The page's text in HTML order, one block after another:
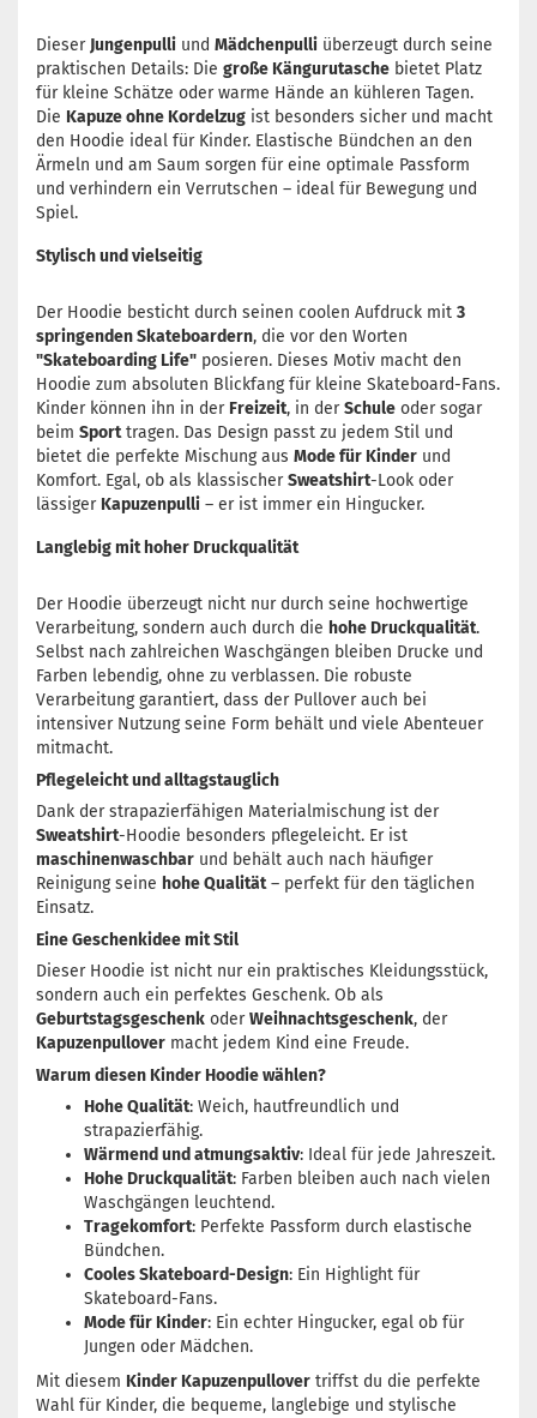
Dieser Jungenpulli und Mädchenpulli überzeugt durch seine
praktischen Details: Die große Kängurutasche bietet Platz
für kleine Schätze oder warme Hände an kühleren Tagen.
Die Kapuze ohne Kordelzug ist besonders sicher und macht
den Hoodie ideal für Kinder. Elastische Bündchen an den
Ärmeln und am Saum sorgen für eine optimale Passform
und verhindern ein Verrutschen – ideal für Bewegung und
Spiel.
Stylisch und vielseitig
Der Hoodie besticht durch seinen coolen Aufdruck mit 3
springenden Skateboardern, die vor den Worten
"Skateboarding Life" posieren. Dieses Motiv macht den
Hoodie zum absoluten Blickfang für kleine Skateboard-Fans.
Kinder können ihn in der Freizeit, in derSchule oder sogar
beim Sporttragen. Das Design passt zu jedem Stil und
bietet die perfekte Mischung aus Mode für Kinder und
Komfort. Egal, ob als klassischerSweatshirt-Look oder
lässiger Kapuzenpulli – er ist immer ein Hingucker.
Langlebig mit hoher Druckqualität
Der Hoodie überzeugt nicht nur durch seine hochwertige
Verarbeitung, sondern auch durch die hohe Druckqualität.
Selbst nach zahlreichen Waschgängen bleiben Drucke und
Farben lebendig, ohne zu verblassen. Die robuste
Verarbeitung garantiert, dass der Pullover auch bei
intensiver Nutzung seine Form behält und viele Abenteuer
mitmacht.
Pflegeleicht und alltagstauglich
Dank der strapazierfähigen Materialmischung ist der
Sweatshirt-Hoodie besonders pflegeleicht. Er ist
maschinenwaschbar und behält auch nach häufiger
Reinigung seine hohe Qualität– perfekt für den täglichen
Einsatz.
Eine Geschenkidee mit Stil
Dieser Hoodie ist nicht nur ein praktisches Kleidungsstück,
sondern auch ein perfektes Geschenk. Ob als
Geburtstagsgeschenk oderWeihnachtsgeschenk, der
Kapuzenpullover macht jedem Kind eine Freude.
Warum diesen Kinder Hoodie wählen?
Hohe Qualität: Weich, hautfreundlich und
strapazierfähig.
Wärmend und atmungsaktiv: Ideal für jede Jahreszeit.
Hohe Druckqualität: Farben bleiben auch nach vielen
Waschgängen leuchtend.
Tragekomfort: Perfekte Passform durch elastische
Bündchen.
Cooles Skateboard-Design: Ein Highlight für
Skateboard-Fans.
Mode für Kinder: Ein echter Hingucker, egal ob für
Jungen oder Mädchen.
Mit diesem Kinder Kapuzenpullover triffst du die perfekte
Wahl für Kinder, die bequeme, langlebige und stylische